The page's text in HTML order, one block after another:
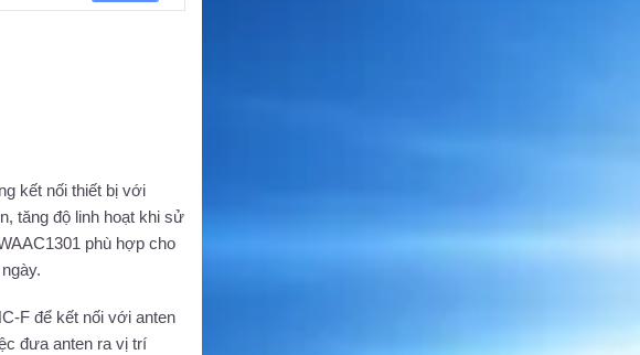
kết nối thiết bị với
tăng độ linh hoạt khi sử
phù hợp cho
F để kết nối với anten
đưa anten ra vị trí